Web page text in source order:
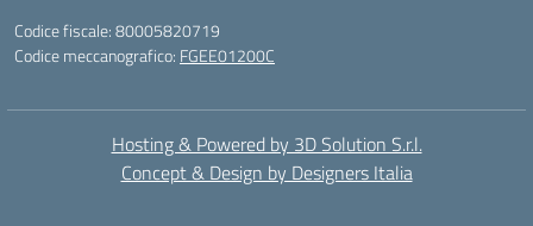
Codice fiscale: 80005820719
Codice meccanografico: FGEE01200C
Hosting & Powered by 3D Solution S.r.l.
Concept & Design by Designers Italia